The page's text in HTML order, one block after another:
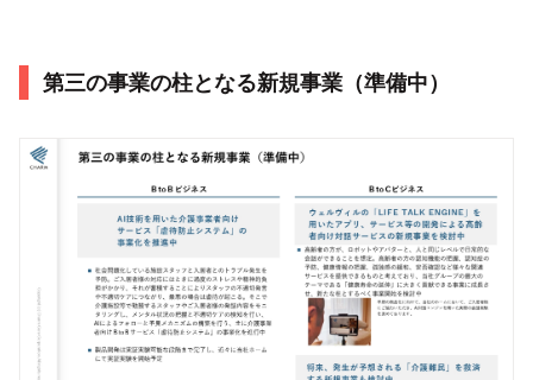
第三の事業の柱となる新規事業（準備中）